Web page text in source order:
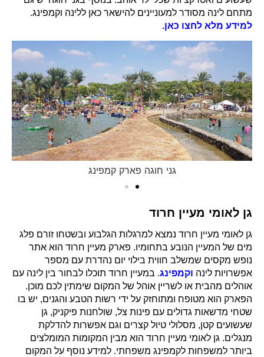
מתחם לינה מסודר למעוניינים להישאר כאן ללינה וקמפינג.
למידע מלא לחצו כאן.
גני חוגה פארק קמפינג
גן לאומי מעיין חרוד
גן לאומי מעיין חרוד נמצא למרגלות הגלבוע ובשטחו זורם פלג
מים של המעיין הנובע בתחומיו. פארק מעיין חרוד הוא אתר
נופש מקסים שמשלב חווית בילוי יום נהדרת עם מספר
אפשרויות לינה וקמפינג. במעיין חרוד תוכלו לבחור בין לינה עם
אוהלים מהבית או לשריין אוהל של המקום שימתין לכם מוכן.
הפארק הוא מטופח ומתוחזק על ידי רשות הטבע והגנים, יש בו
שטחי מדשאות גדולים עם פינות צל, שולחנות פיקניק, גן
שעשועים קטן, מסלולי טיול קצרים וגם אפשרות להדלקת
מנגלים. גן לאומי מעיין חרוד הוא מבין המקומות המומלצים
ביותר למשפחות לקמפינג משפחתי. למידע נוסף על המקום